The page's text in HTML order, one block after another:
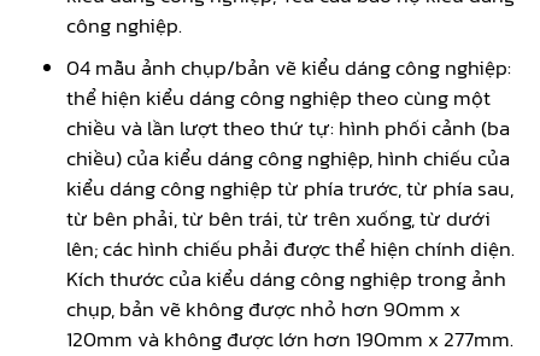
công nghiệp.
04 mẫu ảnh chụp/bản vẽ kiểu dáng công nghiệp:
thể hiện kiểu dáng công nghiệp theo cùng một
chiều và lần lượt theo thứ tự: hình phối cảnh (ba
chiều) của kiểu dáng công nghiệp, hình chiếu của
kiểu dáng công nghiệp từ phía trước, từ phía sau,
từ bên phải, từ bên trái, từ trên xuống, từ dưới
lên; các hình chiếu phải được thể hiện chính diện.
Kích thước của kiểu dáng công nghiệp trong ảnh
chụp, bản vẽ không được nhỏ hơn 90mm x
120mm và không được lớn hơn 190mm x 277mm.